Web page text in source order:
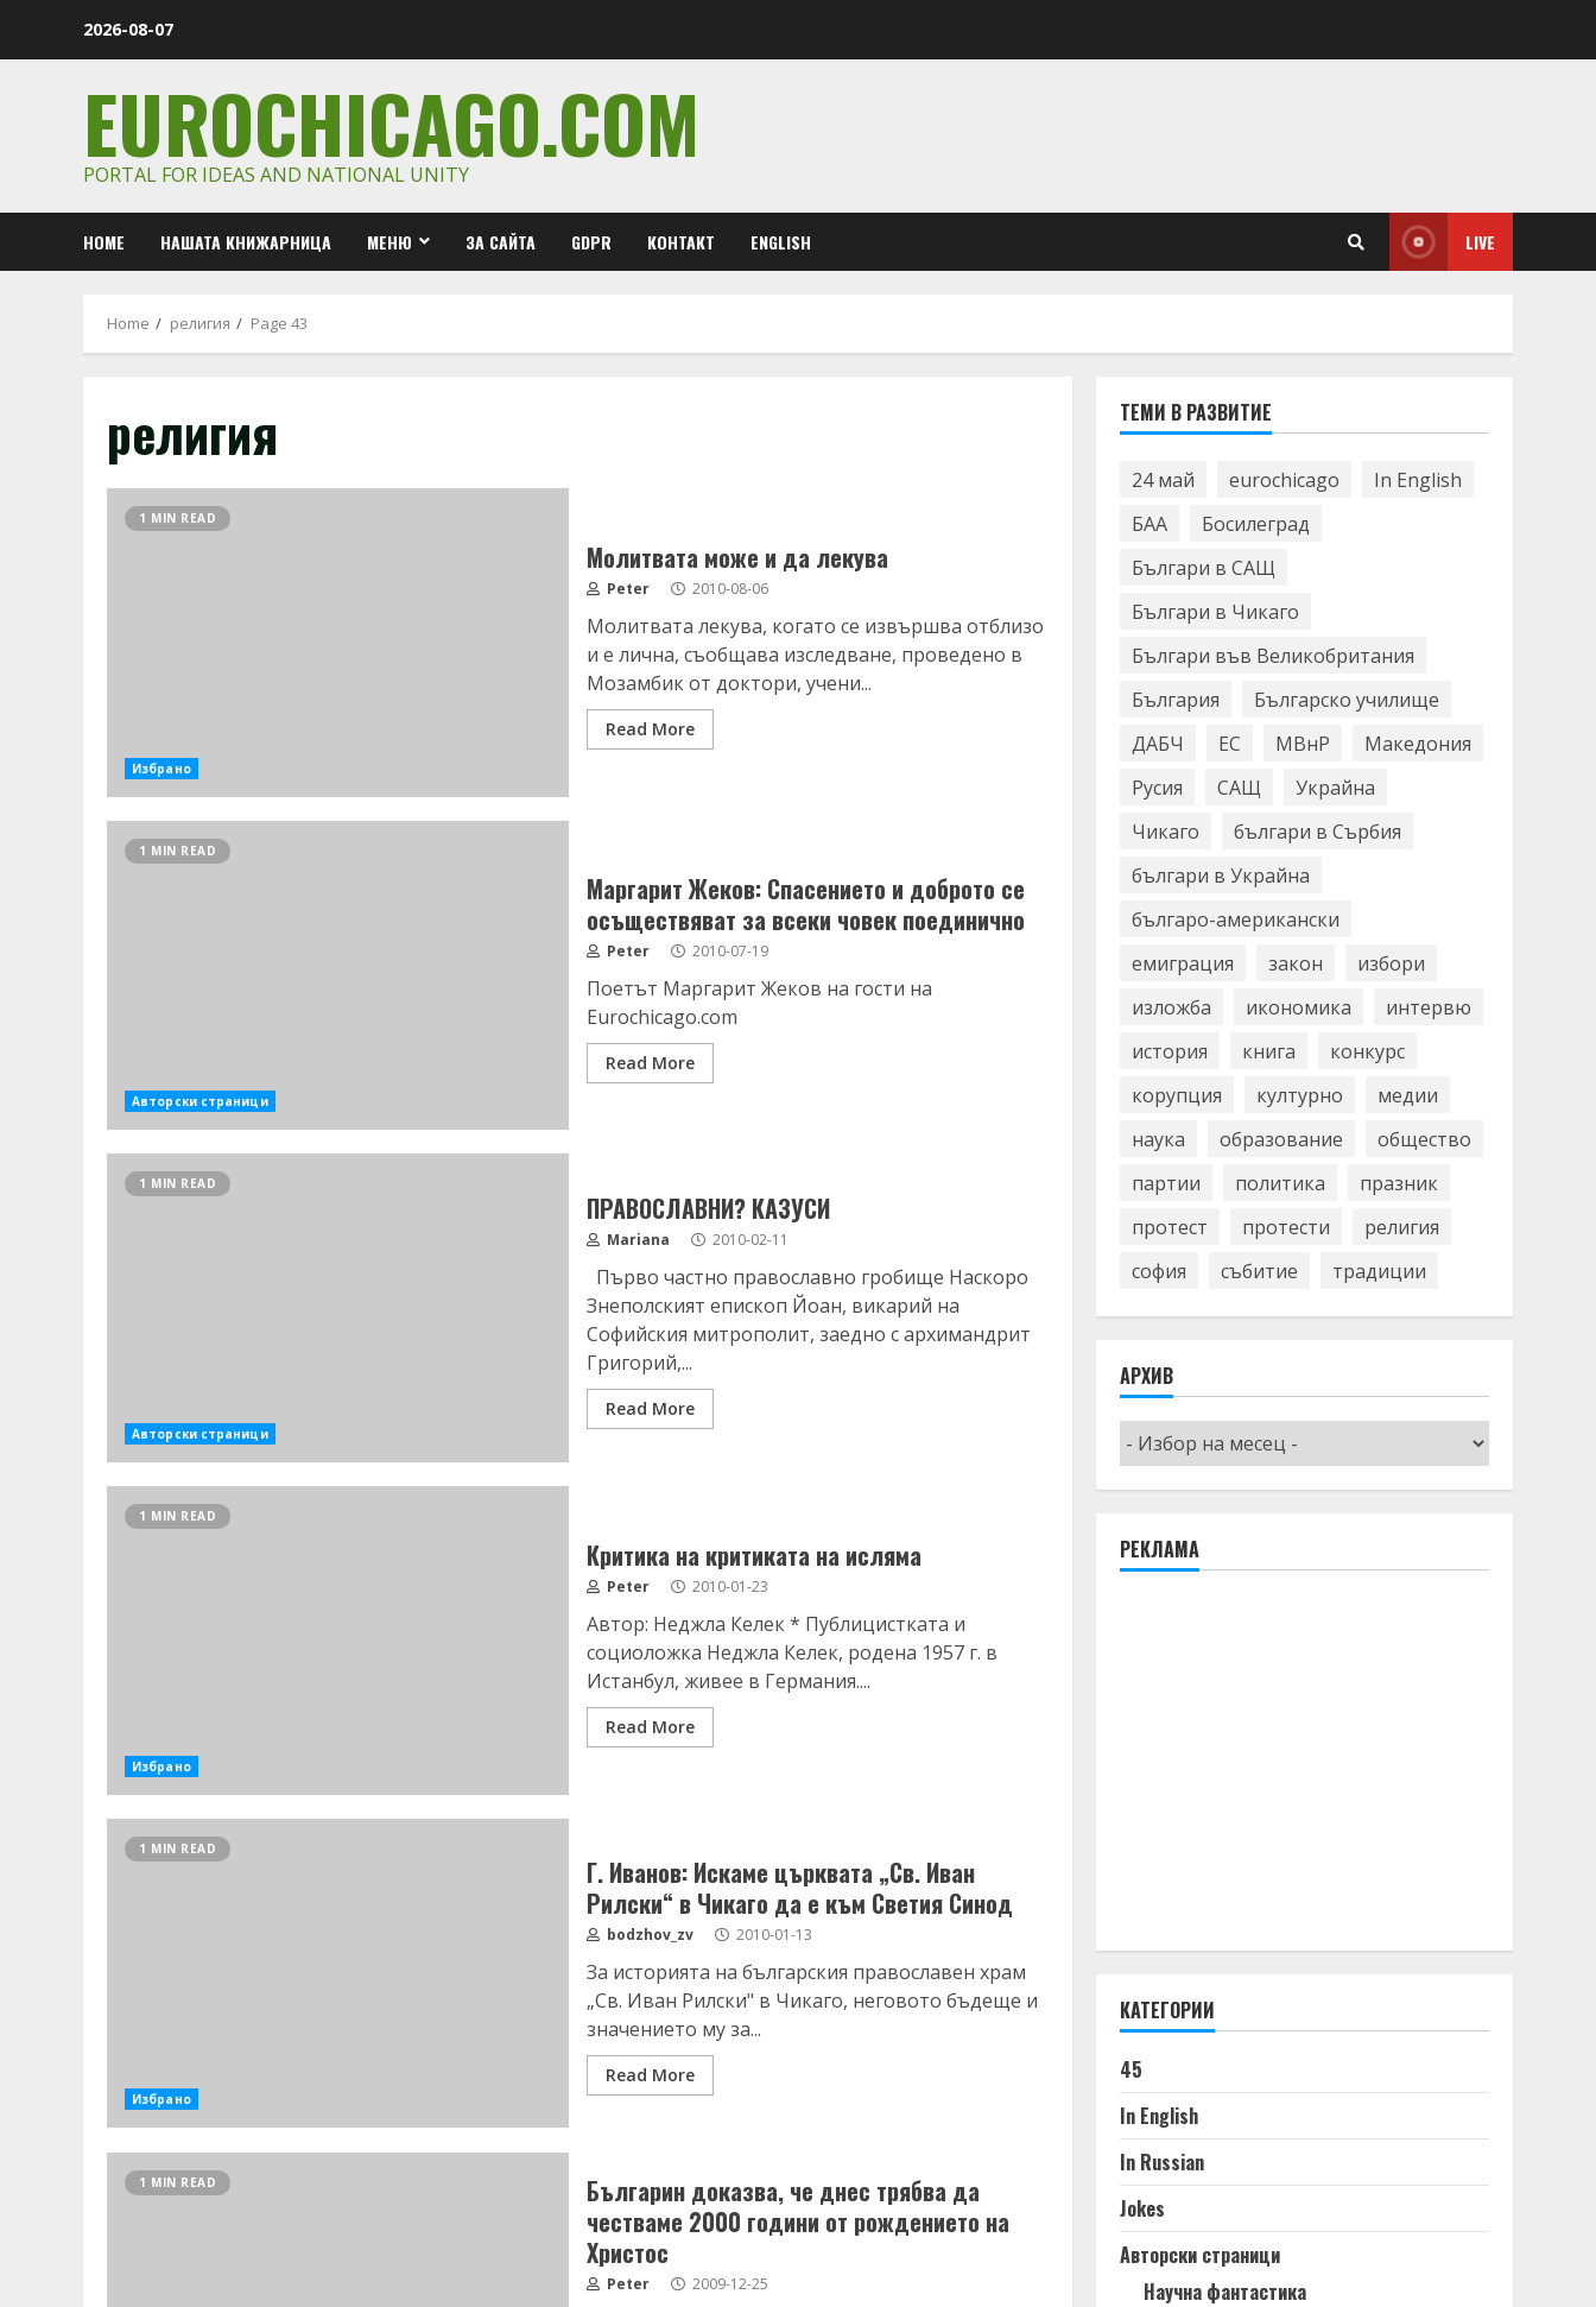
2026-08-07
EUROCHICAGO.COM
PORTAL FOR IDEAS AND NATIONAL UNITY
HOME НАШАТА КНИЖАРНИЦА МЕНЮ ЗА САЙТА GDPR КОНТАКТ ENGLISH LIVE
Home религия Page 43
религия
1 MIN READ
Избрано
Молитвата може и да лекува
Peter 2010-08-06
Молитвата лекува, когато се извършва отблизо
и е лична, съобщава изследване, проведено в
Мозамбик от доктори, учени...
Read More
1 MIN READ
Авторски страници
Маргарит Жеков: Спасението и доброто се
осъществяват за всеки човек поединично
Peter 2010-07-19
Поетът Маргарит Жеков на гости на
Eurochicago.com
Read More
1 MIN READ
Авторски страници
ПРАВОСЛАВНИ? КАЗУСИ
Mariana 2010-02-11
Първо частно православно гробище Наскоро
Знеполският епископ Йоан, викарий на
Софийския митрополит, заедно с архимандрит
Григорий,...
Read More
1 MIN READ
Избрано
Критика на критиката на исляма
Peter 2010-01-23
Автор: Неджла Келек * Публицистката и
социоложка Неджла Келек, родена 1957 г. в
Истанбул, живее в Германия....
Read More
1 MIN READ
Избрано
Г. Иванов: Искаме църквата „Св. Иван
Рилски“ в Чикаго да е към Светия Синод
bodzhov_zv 2010-01-13
За историята на българския православен храм
„Св. Иван Рилски" в Чикаго, неговото бъдеще и
значението му за...
Read More
1 MIN READ
Българин доказва, че днес трябва да
честваме 2000 години от рождението на
Христос
Peter 2009-12-25
ТЕМИ В РАЗВИТИЕ
24 май eurochicago
In English
БАА
Босилеград
Българи в САЩ
Българи в Чикаго
Българи във Великобритания
България
Българско училище
ДАБЧ
ЕС МВнР
Македония
Русия
САЩ
Украйна
Чикаго
българи в Сърбия
българи в Украйна
българо-американски
емиграция
закон
избори
изложба
икономика
интервю
история
книга
конкурс
корупция
културно
медии
наука
образование
общество
партии
политика
празник
протест
протести
религия
софия
събитие традиции
АРХИВ
Архив
РЕКЛАМА
КАТЕГОРИИ
45
In English
In Russian
Jokes
Авторски страници
Научна фантастика